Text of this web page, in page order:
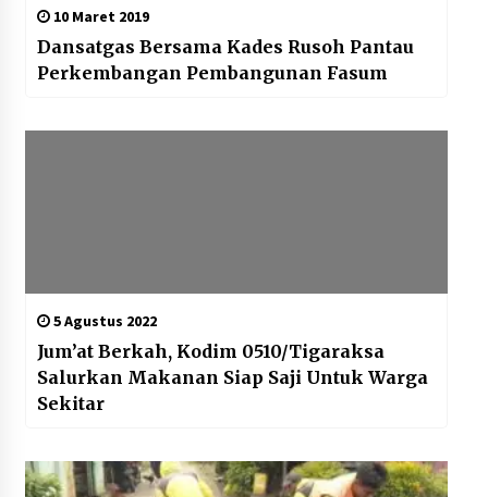
10 Maret 2019
Dansatgas Bersama Kades Rusoh Pantau
Perkembangan Pembangunan Fasum
5 Agustus 2022
Jum’at Berkah, Kodim 0510/Tigaraksa
Salurkan Makanan Siap Saji Untuk Warga
Sekitar